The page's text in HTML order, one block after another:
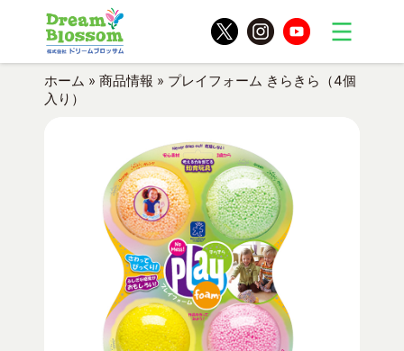
ホーム » 商品情報 » プレイフォーム きらきら（4個
入り）